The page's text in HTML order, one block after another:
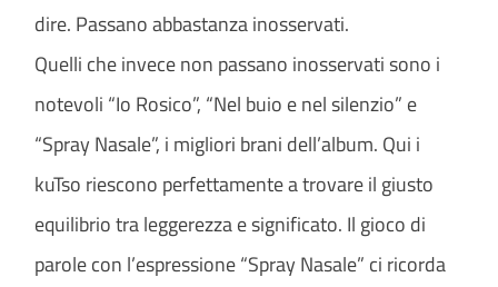
dire. Passano abbastanza inosservati.
Quelli che invece non passano inosservati sono i
notevoli “Io Rosico”, “Nel buio e nel silenzio” e
“Spray Nasale”, i migliori brani dell’album. Qui i
kuTso riescono perfettamente a trovare il giusto
equilibrio tra leggerezza e significato. Il gioco di
parole con l’espressione “Spray Nasale” ci ricorda